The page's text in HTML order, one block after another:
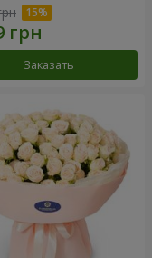
Заказать